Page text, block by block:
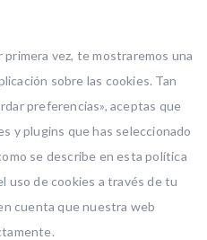
vez, te mostraremos una
sobre las cookies. Tan
preferencias», aceptas que
y plugins que has seleccionado
se describe en esta política
uso de cookies a través de tu
cuenta que nuestra web